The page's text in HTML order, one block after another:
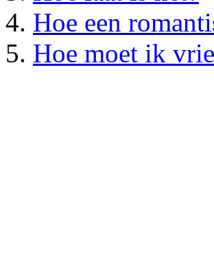
Hoe een
Hoe moet ik